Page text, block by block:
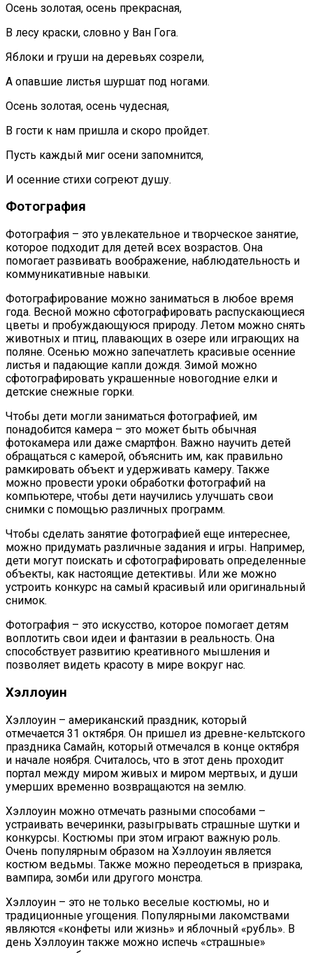
Осень золотая, осень прекрасная,
В лесу краски, словно у Ван Гога.
Яблоки и груши на деревьях созрели,
А опавшие листья шуршат под ногами.
Осень золотая, осень чудесная,
В гости к нам пришла и скоро пройдет.
Пусть каждый миг осени запомнится,
И осенние стихи согреют душу.
Фотография
Фотография – это увлекательное и творческое занятие,
которое подходит для детей всех возрастов. Она
помогает развивать воображение, наблюдательность и
коммуникативные навыки.
Фотографирование можно заниматься в любое время
года. Весной можно сфотографировать распускающиеся
цветы и пробуждающуюся природу. Летом можно снять
животных и птиц, плавающих в озере или играющих на
поляне. Осенью можно запечатлеть красивые осенние
листья и падающие капли дождя. Зимой можно
сфотографировать украшенные новогодние елки и
детские снежные горки.
Чтобы дети могли заниматься фотографией, им
понадобится камера – это может быть обычная
фотокамера или даже смартфон. Важно научить детей
обращаться с камерой, объяснить им, как правильно
рамкировать объект и удерживать камеру. Также
можно провести уроки обработки фотографий на
компьютере, чтобы дети научились улучшать свои
снимки с помощью различных программ.
Чтобы сделать занятие фотографией еще интереснее,
можно придумать различные задания и игры. Например,
дети могут поискать и сфотографировать определенные
объекты, как настоящие детективы. Или же можно
устроить конкурс на самый красивый или оригинальный
снимок.
Фотография – это искусство, которое помогает детям
воплотить свои идеи и фантазии в реальность. Она
способствует развитию креативного мышления и
позволяет видеть красоту в мире вокруг нас.
Хэллоуин
Хэллоуин – американский праздник, который
отмечается 31 октября. Он пришел из древне-кельтского
праздника Самайн, который отмечался в конце октября
и начале ноября. Считалось, что в этот день проходит
портал между миром живых и миром мертвых, и души
умерших временно возвращаются на землю.
Хэллоуин можно отмечать разными способами –
устраивать вечеринки, разыгрывать страшные шутки и
конкурсы. Костюмы при этом играют важную роль.
Очень популярным образом на Хэллоуин является
костюм ведьмы. Также можно переодеться в призрака,
вампира, зомби или другого монстра.
Хэллоуин – это не только веселые костюмы, но и
традиционные угощения. Популярными лакомствами
являются «конфеты или жизнь» и яблочный «рубль». В
день Хэллоуин также можно испечь «страшные»